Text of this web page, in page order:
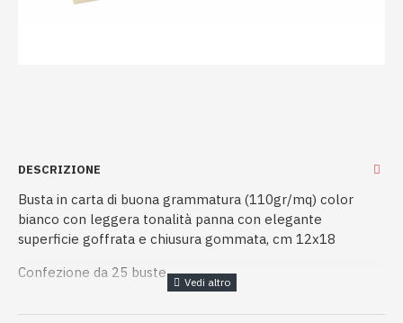
DESCRIZIONE
Busta in carta di buona grammatura (110gr/mq) color
bianco con leggera tonalità panna con elegante
superficie goffrata e chiusura gommata, cm 12x18
Confezione da 25 buste.